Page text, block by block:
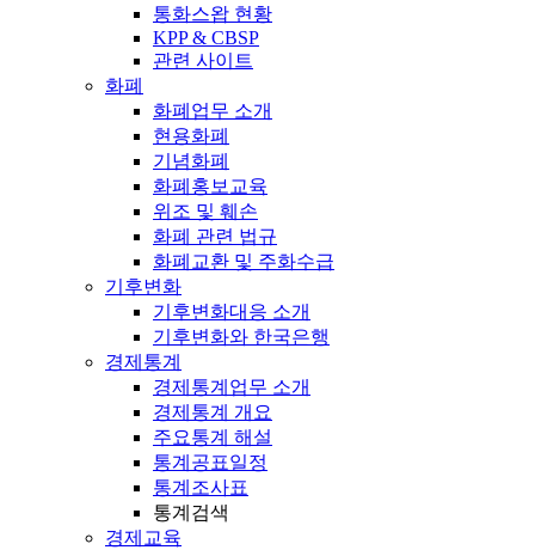
통화스왑 현황
KPP & CBSP
관련 사이트
화폐
화폐업무 소개
현용화폐
기념화폐
화폐홍보교육
위조 및 훼손
화폐 관련 법규
화폐교환 및 주화수급
기후변화
기후변화대응 소개
기후변화와 한국은행
경제통계
경제통계업무 소개
경제통계 개요
주요통계 해설
통계공표일정
통계조사표
통계검색
경제교육